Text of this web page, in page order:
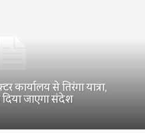
से तिरंगा यात्रा,
दिया जाएगा संदेश